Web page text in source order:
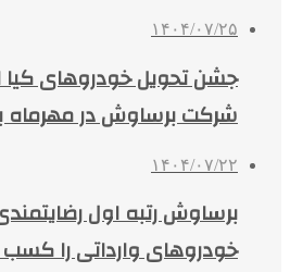
۱۴۰۴/۰۷/۲۵
جشن تحویل خودروهای
شرکت برساوش در مهرماه
۱۴۰۴/۰۷/۲۲
برساوش رتبه اول
خودروهای وارداتی را